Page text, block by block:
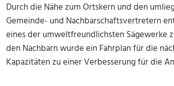
Durch die Nähe zum Ortskern und den
Gemeinde- und Nachbarschaftsvertretern
eines der umweltfreundlichsten Sägewerke
den Nachbarn wurde ein Fahrplan für die
Kapazitäten zu einer Verbesserung für die